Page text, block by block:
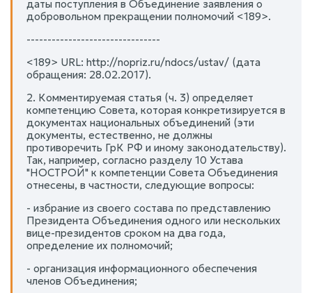
даты поступления в Объединение заявления о
добровольном прекращении полномочий <189>.
--------------------------------
<189> URL: http://nopriz.ru/ndocs/ustav/ (дата
обращения: 28.02.2017).
2. Комментируемая статья (ч. 3) определяет
компетенцию Совета, которая конкретизируется в
документах национальных объединений (эти
документы, естественно, не должны
противоречить ГрК РФ и иному законодательству).
Так, например, согласно разделу 10 Устава
"НОСТРОЙ" к компетенции Совета Объединения
отнесены, в частности, следующие вопросы:
- избрание из своего состава по представлению
Президента Объединения одного или нескольких
вице-президентов сроком на два года,
определение их полномочий;
- организация информационного обеспечения
членов Объединения;